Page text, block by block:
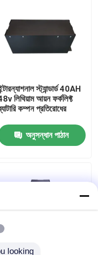
স্ট্যান্ডার্ড 40AH
লিথিয়াম আয়ন ফর্কলিফ্ট
কম্পন প্রতিরোধের
অনুসন্ধান পাঠান
looking